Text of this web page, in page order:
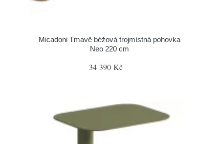
Micadoni Tmavě béžová trojmístná pohovka
Neo 220 cm
34 390 Kč